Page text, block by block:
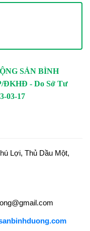
SẢN BÌNH
ĐKHĐ - Do Sở Tư
03-17
Lợi, Thủ Dầu Một,